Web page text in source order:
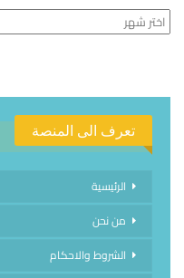
الأرشيف
تعرف الى المنصة
الرئيسية
من نحن
الشروط والاحكام